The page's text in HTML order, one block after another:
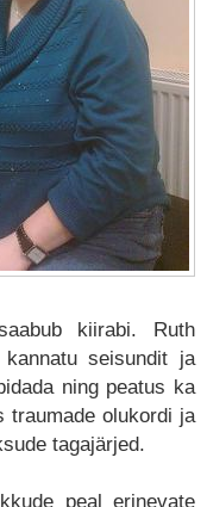
kiirabi. Ruth
seisundit ja
ning peatus ka
traumade olukordi ja
tagajärjed.
peal erinevate